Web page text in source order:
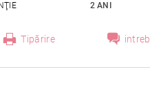
2 ANI
Tipărire